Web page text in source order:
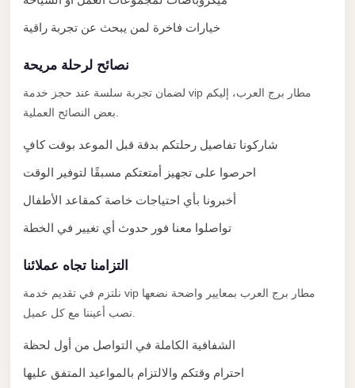
خيارات فاخرة لمن يبحث عن تجربة راقية
نصائح لرحلة مريحة
لضمان تجربة سلسة عند حجز خدمة vip مطار برج العرب، إليكم
شاركونا تفاصيل رحلتكم بدقة قبل الموعد بوقت كافٍ
احرصوا على تجهيز أمتعتكم مسبقًا لتوفير الوقت
أخبرونا بأي احتياجات خاصة كمقاعد الأطفال
تواصلوا معنا فور حدوث أي تغيير في الخطة
التزامنا تجاه عملائنا
نلتزم في تقديم خدمة vip مطار برج العرب بمعايير واضحة نضعها
الشفافية الكاملة في التواصل من أول لحظة
احترام وقتكم والالتزام بالمواعيد المتفق عليها
Sheikh
Catherine
Transfer
Mountain
Saint
Transfer
Pyramids
Taxi
Private
Driver